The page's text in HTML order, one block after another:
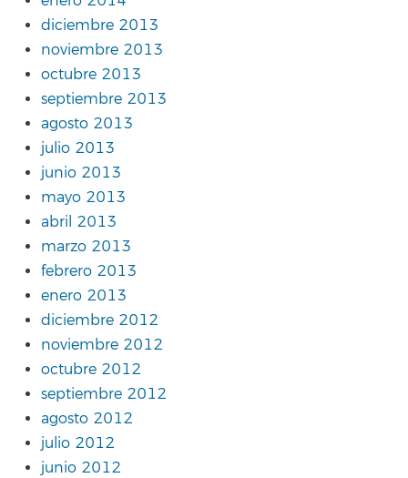
diciembre 2013
noviembre 2013
octubre 2013
septiembre 2013
agosto 2013
julio 2013
junio 2013
mayo 2013
abril 2013
marzo 2013
febrero 2013
enero 2013
diciembre 2012
noviembre 2012
octubre 2012
septiembre 2012
agosto 2012
julio 2012
junio 2012